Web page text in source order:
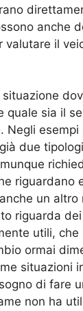
anche
valutare il
quale sia il
Negli esempi
due
riguardano
un
riguarda
utili, che
ormai
situazioni
di fare
non ha